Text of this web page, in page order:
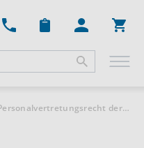
9448 - Webinar: Personalvertretungsrecht der Länder - Grundlagen